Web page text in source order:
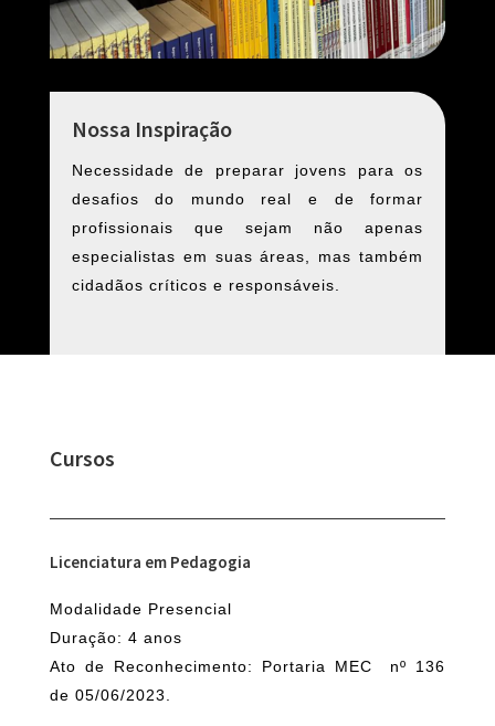
Nossa Inspiração
Necessidade de preparar jovens para os
desafios do mundo real e de formar
profissionais que sejam não apenas
especialistas em suas áreas, mas também
cidadãos críticos e responsáveis.
Cursos
Licenciatura em Pedagogia
Modalidade Presencial
Duração: 4 anos
Ato de Reconhecimento: Portaria MEC nº 136
de 05/06/2023.